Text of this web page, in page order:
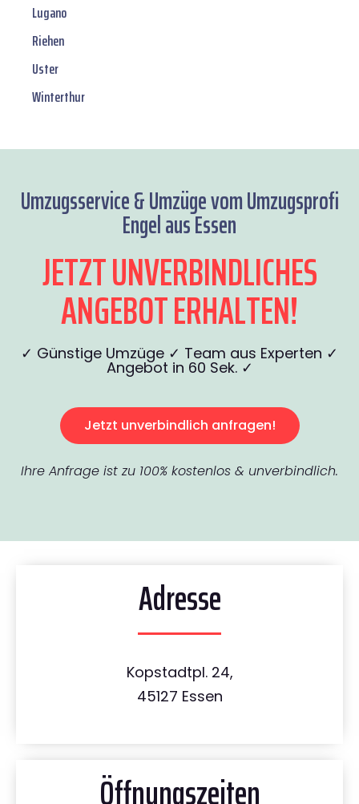
Lugano
Riehen
Uster
Winterthur
Umzugsservice & Umzüge vom Umzugsprofi
Engel aus Essen
JETZT UNVERBINDLICHES
ANGEBOT ERHALTEN!
✓ Günstige Umzüge ✓ Team aus Experten ✓
Angebot in 60 Sek. ✓
Jetzt unverbindlich anfragen!
Ihre Anfrage ist zu 100% kostenlos & unverbindlich.
Adresse
Kopstadtpl. 24,
45127 Essen
Öffnungszeiten